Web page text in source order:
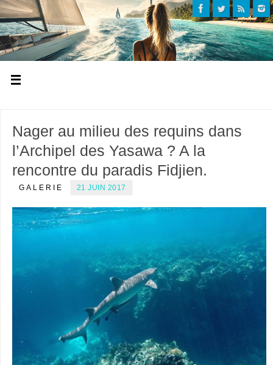
Nager au milieu des requins dans
l’Archipel des Yasawa ? A la
rencontre du paradis Fidjien.
GALERIE 21 JUIN 2017